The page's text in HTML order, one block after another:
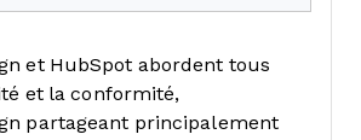
et HubSpot abordent tous
et la conformité,
partageant principalement